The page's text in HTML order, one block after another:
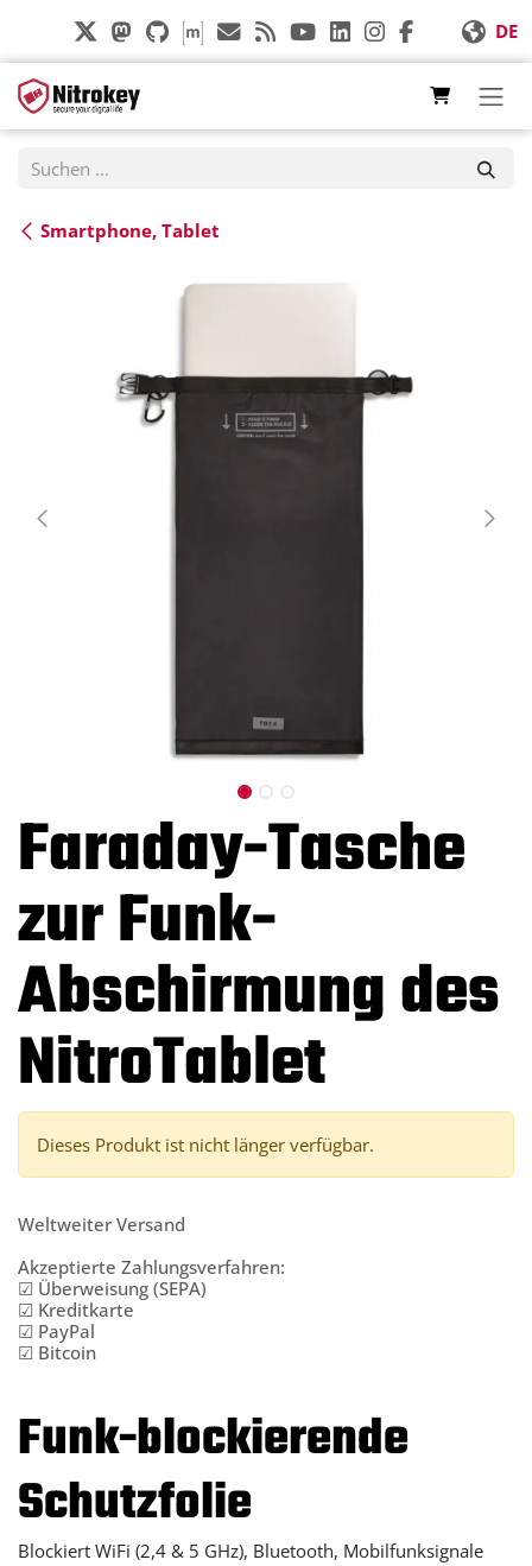
DE
Smartphone, Tablet
Faraday-Tasche
zur Funk-
Abschirmung des
NitroTablet
Dieses Produkt ist nicht länger verfügbar.
Weltweiter Versand
Akzeptierte Zahlungsverfahren:
☑ Überweisung (SEPA)
☑ Kreditkarte
☑ PayPal
☑ Bitcoin
Funk-blockierende
Schutzfolie
Blockiert WiFi (2,4 & 5 GHz), Bluetooth, Mobilfunksignale